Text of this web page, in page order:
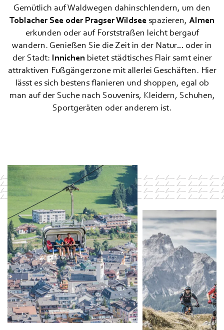
Gemütlich auf Waldwegen dahinschlendern, um den
Toblacher See oder Pragser Wildsee spazieren, Almen
erkunden oder auf Forststraßen leicht bergauf
wandern. Genießen Sie die Zeit in der Natur… oder in
der Stadt:
Innichen bietet städtisches Flair samt einer
attraktiven Fußgängerzone mit allerlei Geschäften. Hier
lässt es sich bestens flanieren und shoppen, egal ob
man auf der Suche nach Souvenirs, Kleidern, Schuhen,
Sportgeräten oder anderem ist.